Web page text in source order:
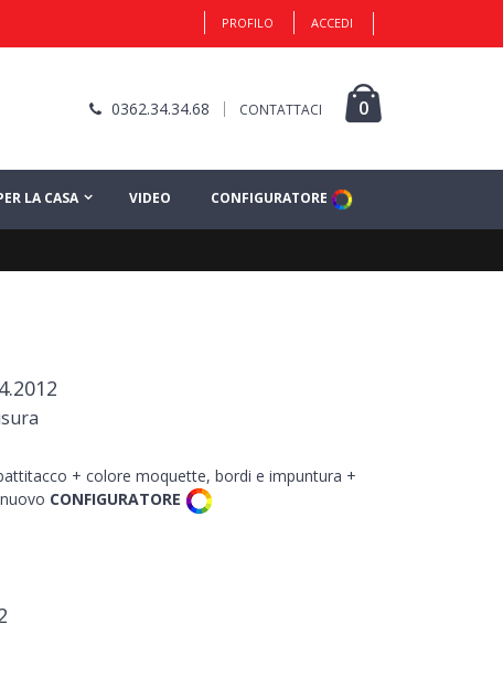
PROFILO ACCEDI
0362.34.34.68 CONTATTACI 0
LA CASA VIDEO CONFIGURATORE
+ colore moquette, bordi e impuntura +
CONFIGURATORE